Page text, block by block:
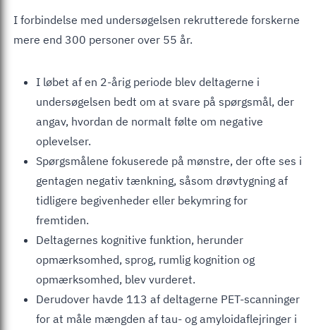
I forbindelse med undersøgelsen rekrutterede forskerne
mere end 300 personer over 55 år.
I løbet af en 2-årig periode blev deltagerne i
undersøgelsen bedt om at svare på spørgsmål, der
angav, hvordan de normalt følte om negative
oplevelser.
Spørgsmålene fokuserede på mønstre, der ofte ses i
gentagen negativ tænkning, såsom drøvtygning af
tidligere begivenheder eller bekymring for
fremtiden.
Deltagernes kognitive funktion, herunder
opmærksomhed, sprog, rumlig kognition og
opmærksomhed, blev vurderet.
Derudover havde 113 af deltagerne PET-scanninger
for at måle mængden af tau- og amyloidaflejringer i